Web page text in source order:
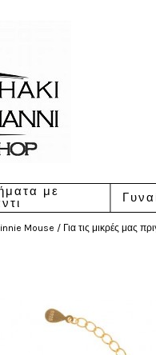
με
Mouse / Για τις μικρές μας